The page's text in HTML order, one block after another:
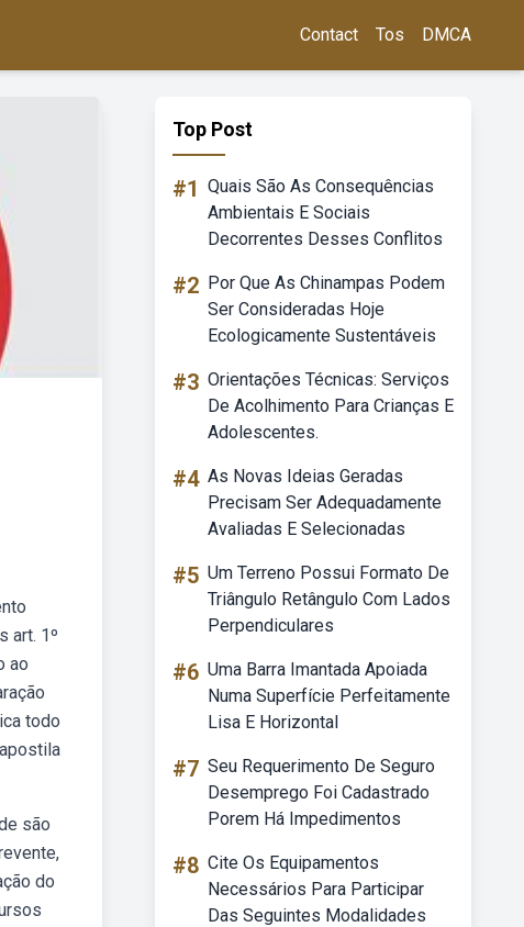
Contact Tos DMCA
art. 1º
ao
todo
são
do
Top Post
#1 Quais São As Consequências
Ambientais E Sociais
Decorrentes Desses Conflitos
#2 Por Que As Chinampas Podem
Ser Consideradas Hoje
Ecologicamente Sustentáveis
#3 Orientações Técnicas: Serviços
De Acolhimento Para Crianças E
Adolescentes.
#4 As Novas Ideias Geradas
Precisam Ser Adequadamente
Avaliadas E Selecionadas
#5 Um Terreno Possui Formato De
Triângulo Retângulo Com Lados
Perpendiculares
#6 Uma Barra Imantada Apoiada
Numa Superfície Perfeitamente
Lisa E Horizontal
#7 Seu Requerimento De Seguro
Desemprego Foi Cadastrado
Porem Há Impedimentos
#8 Cite Os Equipamentos
Necessários Para Participar
Das Seguintes Modalidades